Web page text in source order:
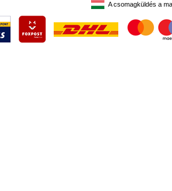
A csomagküldés a